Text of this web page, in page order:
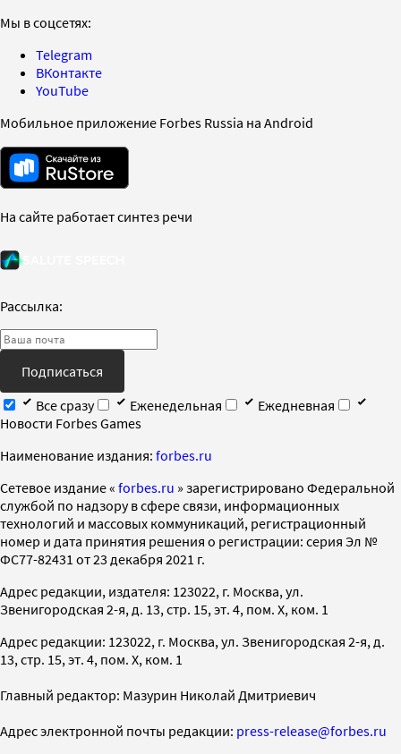
Мы в соцсетях:
Telegram
ВКонтакте
YouTube
Мобильное приложение Forbes Russia на Android
На сайте работает синтез речи
Рассылка:
Подписаться
Все сразу
Еженедельная
Ежедневная
Новости Forbes Games
Наименование издания: forbes.ru
Cетевое издание « forbes.ru » зарегистрировано Федеральной
службой по надзору в сфере связи, информационных
технологий и массовых коммуникаций, регистрационный
номер и дата принятия решения о регистрации: серия Эл №
ФС77-82431 от 23 декабря 2021 г.
Адрес редакции, издателя: 123022, г. Москва, ул.
Звенигородская 2-я, д. 13, стр. 15, эт. 4, пом. X, ком. 1
Адрес редакции: 123022, г. Москва, ул. Звенигородская 2-я, д.
13, стр. 15, эт. 4, пом. X, ком. 1
Главный редактор: Мазурин Николай Дмитриевич
Адрес электронной почты редакции: press-release@forbes.ru